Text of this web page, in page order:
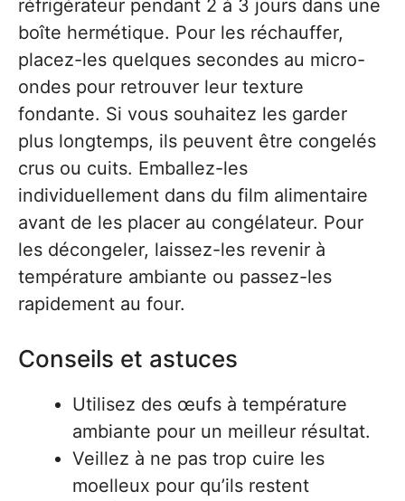
réfrigérateur pendant 2 à 3 jours dans une
boîte hermétique. Pour les réchauffer,
placez-les quelques secondes au micro-
ondes pour retrouver leur texture
fondante. Si vous souhaitez les garder
plus longtemps, ils peuvent être congelés
crus ou cuits. Emballez-les
individuellement dans du film alimentaire
avant de les placer au congélateur. Pour
les décongeler, laissez-les revenir à
température ambiante ou passez-les
rapidement au four.
Conseils et astuces
Utilisez des œufs à température
ambiante pour un meilleur résultat.
Veillez à ne pas trop cuire les
moelleux pour qu’ils restent